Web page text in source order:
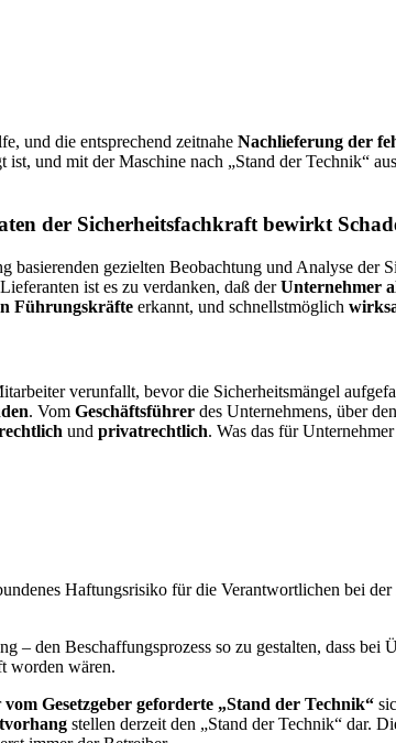
und die entsprechend zeitnaheNachlieferung der
und mit der Maschine nach „Stand der Technik“
der Sicherheitsfachkraft bewirkt
basierenden gezielten Beobachtung und Analyse der
ist es zu verdanken, daß derUnternehmer
Führungskräfte erkannt, und schnellstmöglich
verunfallt, bevor die Sicherheitsmängel
. VomGeschäftsführer des Unternehmens, über
undprivatrechtlich. Was das für
Haftungsrisiko für die Verantwortlichen bei
– den Beschaffungsprozess so zu gestalten, dass
worden wären.
vom Gesetzgeber geforderte „Stand der Technik“
stellen derzeit den „Stand der Technik“ dar.